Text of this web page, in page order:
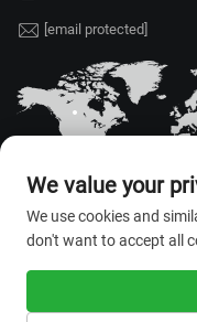
[email protected]
Tous droits réservés ©
Zhongshan Rongrui
We value your
We use cookies and
don't want to accept all